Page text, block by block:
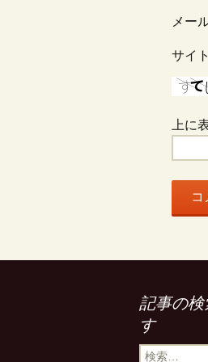
メー
サイト
上に
記事の
す
検